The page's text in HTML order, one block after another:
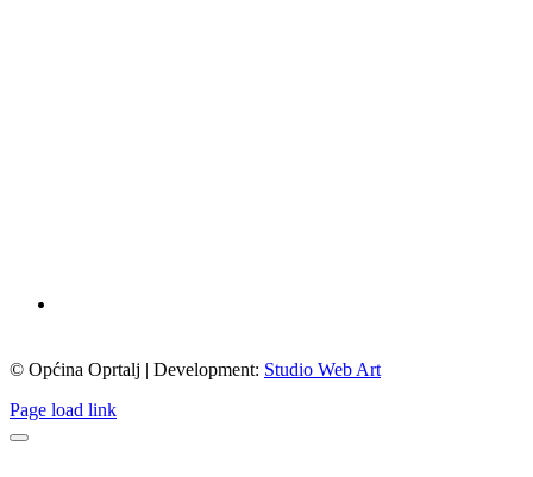
© Općina Oprtalj | Development: Studio Web Art
Page load link